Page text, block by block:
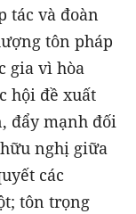
tác và đoàn
tôn pháp
gia vì hòa
hội đề xuất
đẩy mạnh đối
nghị giữa
các
tôn trọng